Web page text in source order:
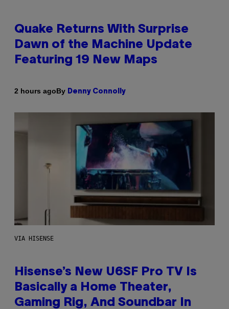
Quake Returns With Surprise
Dawn of the Machine Update
Featuring 19 New Maps
2 hours agoBy Denny Connolly
VIA HISENSE
Hisense’s New U6SF Pro TV Is
Basically a Home Theater,
Gaming Rig, And Soundbar In